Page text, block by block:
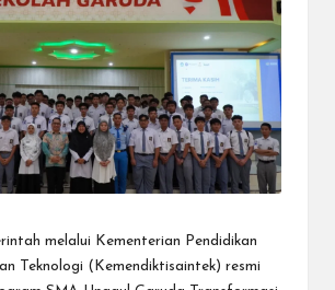
melalui Kementerian Pendidikan
Teknologi (Kemendiktisaintek) resmi